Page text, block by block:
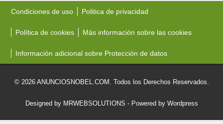
Condiciones de uso Politica de privacidad
Política de cookies Más información sobre las cookies
Información adicional sobre Protección de datos
© 2026 ANUNCIOSNOBEL.COM. Todos los Derechos Reservados.
Designed by MRWEBSOLUTIONS - Powered by Wordpress